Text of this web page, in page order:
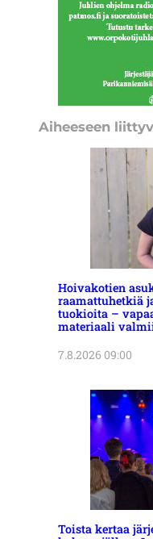
Aiheeseen
Hoivakotien
raamattuhetkiä
tuokioita –
materiaali
7.8.2026 09:00
Toista kertaa